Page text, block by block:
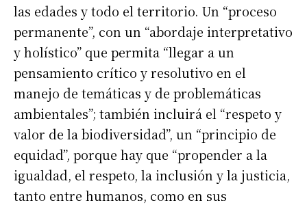
las edades y todo el territorio. Un “proceso
permanente”, con un “abordaje interpretativo
y holístico” que permita “llegar a un
pensamiento crítico y resolutivo en el
manejo de temáticas y de problemáticas
ambientales”; también incluirá el “respeto y
valor de la biodiversidad”, un “principio de
equidad”, porque hay que “propender a la
igualdad, el respeto, la inclusión y la justicia,
tanto entre humanos, como en sus